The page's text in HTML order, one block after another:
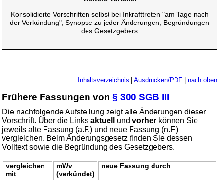
Konsolidierte Vorschriften selbst bei Inkrafttreten "am Tage nach
der Verkündung", Synopse zu jeder Änderungen, Begründungen
des Gesetzgebers
Inhaltsverzeichnis Ausdrucken/PDF| nach oben
Frühere Fassungen von§ 300 SGB III
Die nachfolgende Aufstellung zeigt alle Änderungen dieser
Vorschrift. Über die Linksaktuell undvorher können Sie
jeweils alte Fassung (a.F.) und neue Fassung (n.F.)
vergleichen. Beim Änderungsgesetz finden Sie dessen
Volltext sowie die Begründung des Gesetzgebers.
vergleichen
mit
mWv
(verkündet)
neue Fassung durch